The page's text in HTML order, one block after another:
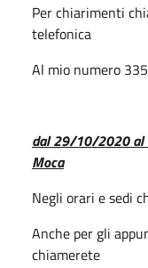
Per chiarimenti
telefonica
Al mio numero
dal 29/10/2020
Moca
Negli orari e sedi
Anche per gli
chiamerete